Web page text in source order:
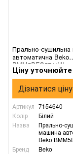
Прально-
автоматична Beko
BMM5DFO5741W
Ціну уточнюйте
Дізнатися ціну
Артикул 7154640
Колір
Білий
Назва
Прально-
машина
Beko
Бренд
Beko